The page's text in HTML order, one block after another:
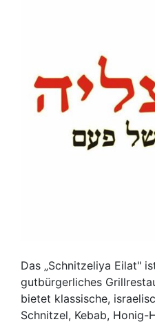
Das „Schnitzeliya Eilat"
gutbürgerliches
bietet klassische,
Schnitzel, Kebab, Honig-